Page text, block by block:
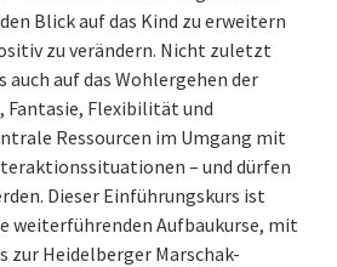
Blick auf das Kind zu erweitern
zu verändern. Nicht zuletzt
auch auf das Wohlergehen der
Fantasie, Flexibilität und
Ressourcen im Umgang mit
– und dürfen
Dieser Einführungskurs ist
weiterführenden Aufbaukurse, mit
zur Heidelberger Marschak-